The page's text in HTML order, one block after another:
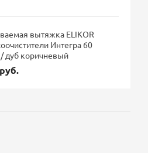
вытяжка ELIKOR
Интегра 60
дуб коричневый